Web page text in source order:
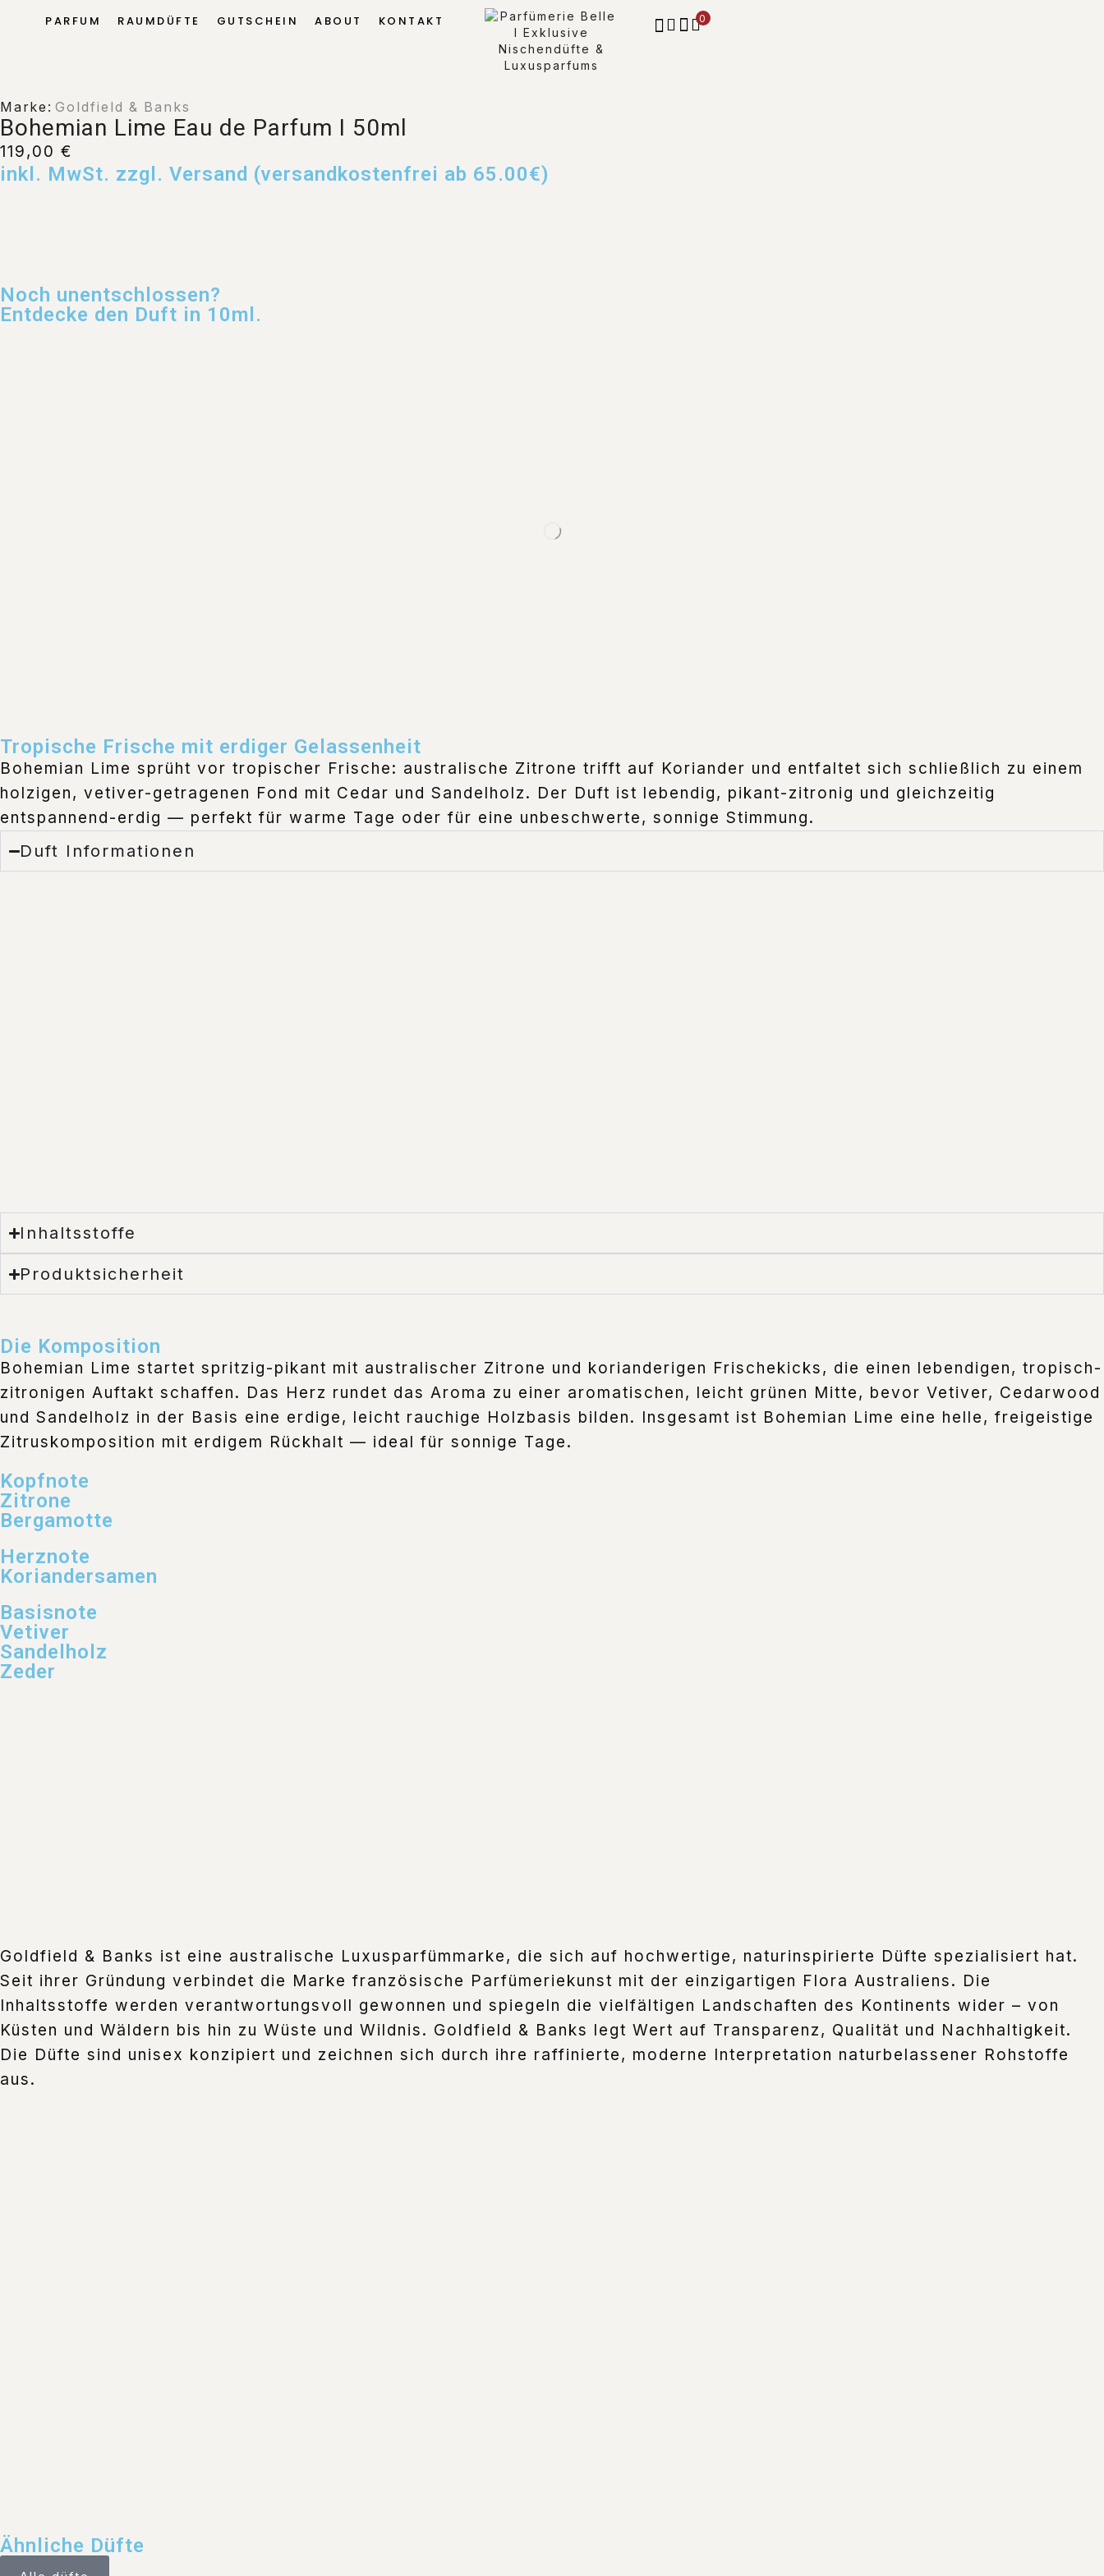
PARFUM RAUMDÜFTE GUTSCHEIN ABOUT KONTAKT 0
Marke: Goldfield & Banks
Bohemian Lime Eau de Parfum I 50ml
119,00 €
inkl. MwSt. zzgl. Versand (versandkostenfrei ab 65.00€)
Noch unentschlossen?
Entdecke den Duft in 10ml.
Tropische Frische mit erdiger Gelassenheit
Bohemian Lime sprüht vor tropischer Frische: australische Zitrone trifft auf Koriander und entfaltet sich schließlich zu einem
holzigen, vetiver-getragenen Fond mit Cedar und Sandelholz. Der Duft ist lebendig, pikant-zitronig und gleichzeitig
entspannend-erdig — perfekt für warme Tage oder für eine unbeschwerte, sonnige Stimmung.
Duft Informationen
Inhaltsstoffe
Produktsicherheit
Die Komposition
Bohemian Lime startet spritzig-pikant mit australischer Zitrone und korianderigen Frischekicks, die einen lebendigen, tropisch-
zitronigen Auftakt schaffen. Das Herz rundet das Aroma zu einer aromatischen, leicht grünen Mitte, bevor Vetiver, Cedarwood
und Sandelholz in der Basis eine erdige, leicht rauchige Holzbasis bilden. Insgesamt ist Bohemian Lime eine helle, freigeistige
Zitruskomposition mit erdigem Rückhalt — ideal für sonnige Tage.
Kopfnote
Zitrone
Bergamotte
Herznote
Koriandersamen
Basisnote
Vetiver
Sandelholz
Zeder
Goldfield & Banks ist eine australische Luxusparfümmarke, die sich auf hochwertige, naturinspirierte Düfte spezialisiert hat.
Seit ihrer Gründung verbindet die Marke französische Parfümeriekunst mit der einzigartigen Flora Australiens. Die
Inhaltsstoffe werden verantwortungsvoll gewonnen und spiegeln die vielfältigen Landschaften des Kontinents wider – von
Küsten und Wäldern bis hin zu Wüste und Wildnis. Goldfield & Banks legt Wert auf Transparenz, Qualität und Nachhaltigkeit.
Die Düfte sind unisex konzipiert und zeichnen sich durch ihre raffinierte, moderne Interpretation naturbelassener Rohstoffe
aus.
Ähnliche Düfte